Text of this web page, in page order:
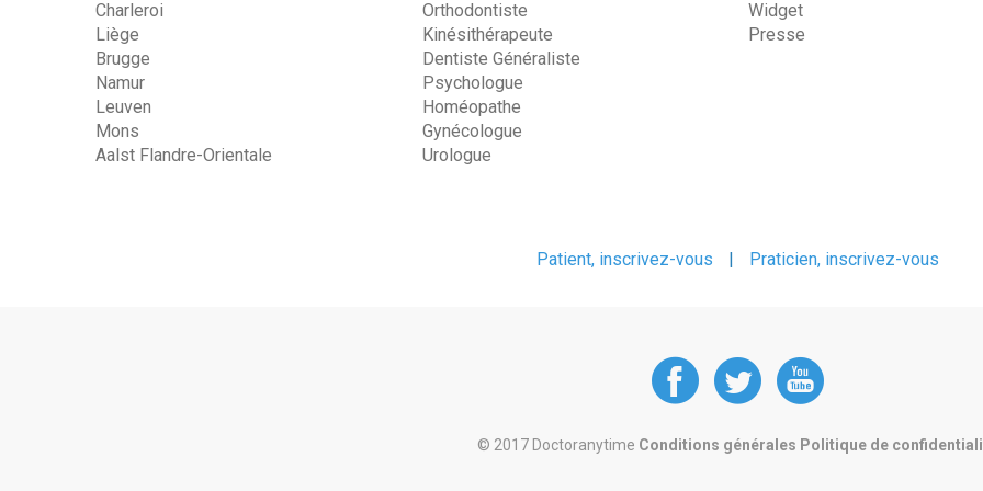
Charleroi
Liège
Brugge
Namur
Leuven
Mons
Aalst Flandre-Orientale
Orthodontiste
Kinésithérapeute
Dentiste Généraliste
Psychologue
Homéopathe
Gynécologue
Urologue
Widget
Presse
Patient, inscrivez-vous Praticien, inscrivez-vous
DoctorAnyTime
at at at
© 2017 Doctoranytime Conditions générales Politique de